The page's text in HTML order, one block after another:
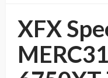
XFX